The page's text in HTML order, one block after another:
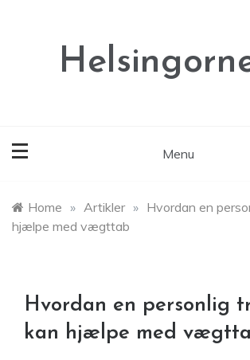
Menu
Home » Artikler » Hvordan en
hjælpe med vægttab
Hvordan en personlig
kan hjælpe med